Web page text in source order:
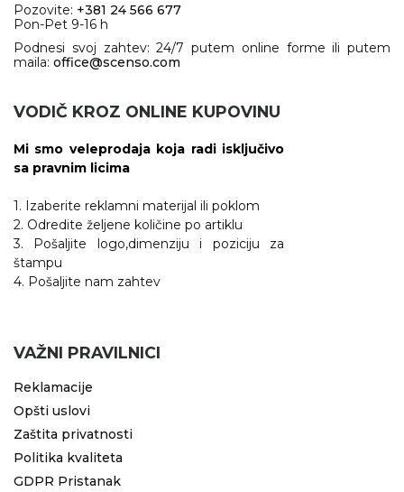
Pozovite: +381 24 566 677
Pon-Pet 9-16 h
Podnesi svoj zahtev: 24/7 putem online forme ili putem
maila: office@scenso.com
VODIČ KROZ ONLINE KUPOVINU
Mi smo veleprodaja koja radi isključivo
sa pravnim licima
1. Izaberite reklamni materijal ili poklom
2. Odredite željene količine po artiklu
3. Pošaljite logo,dimenziju i poziciju za
štampu
4. Pošaljite nam zahtev
VAŽNI PRAVILNICI
Reklamacije
Opšti uslovi
Zaštita privatnosti
Politika kvaliteta
GDPR Pristanak